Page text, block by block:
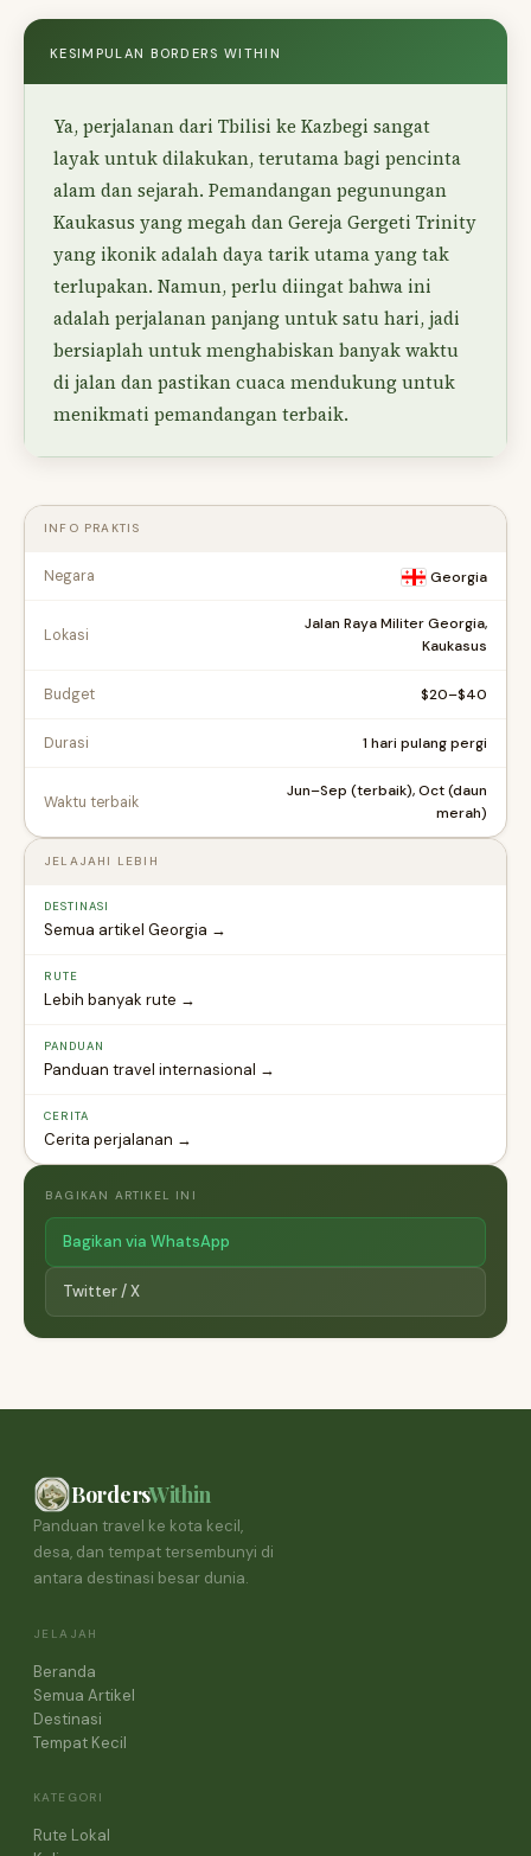
KESIMPULAN BORDERS WITHIN
Ya, perjalanan dari Tbilisi ke Kazbegi sangat
layak untuk dilakukan, terutama bagi pencinta
alam dan sejarah. Pemandangan pegunungan
Kaukasus yang megah dan Gereja Gergeti Trinity
yang ikonik adalah daya tarik utama yang tak
terlupakan. Namun, perlu diingat bahwa ini
adalah perjalanan panjang untuk satu hari, jadi
bersiaplah untuk menghabiskan banyak waktu
di jalan dan pastikan cuaca mendukung untuk
menikmati pemandangan terbaik.
INFO PRAKTIS
Negara Georgia
Lokasi
Jalan Raya Militer Georgia,
Kaukasus
Budget $20–$40
Durasi 1 hari pulang pergi
Waktu terbaik
Jun–Sep (terbaik), Oct (daun
merah)
JELAJAHI LEBIH
DESTINASI
Semua artikel Georgia →
RUTE
Lebih banyak rute →
PANDUAN
Panduan travel internasional →
CERITA
Cerita perjalanan →
BAGIKAN ARTIKEL INI
Bagikan via WhatsApp
Twitter / X
BordersWithin
Panduan travel ke kota kecil,
desa, dan tempat tersembunyi di
antara destinasi besar dunia.
JELAJAH
Beranda
Semua Artikel
Destinasi
Tempat Kecil
KATEGORI
Rute Lokal